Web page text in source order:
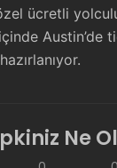
ücretli
Austin’de
Ne